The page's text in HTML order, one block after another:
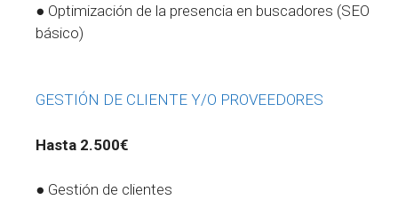
● Optimización de la presencia en buscadores (SEO
básico)
GESTIÓN DE CLIENTE Y/O PROVEEDORES
Hasta 2.500€
● Gestión de clientes